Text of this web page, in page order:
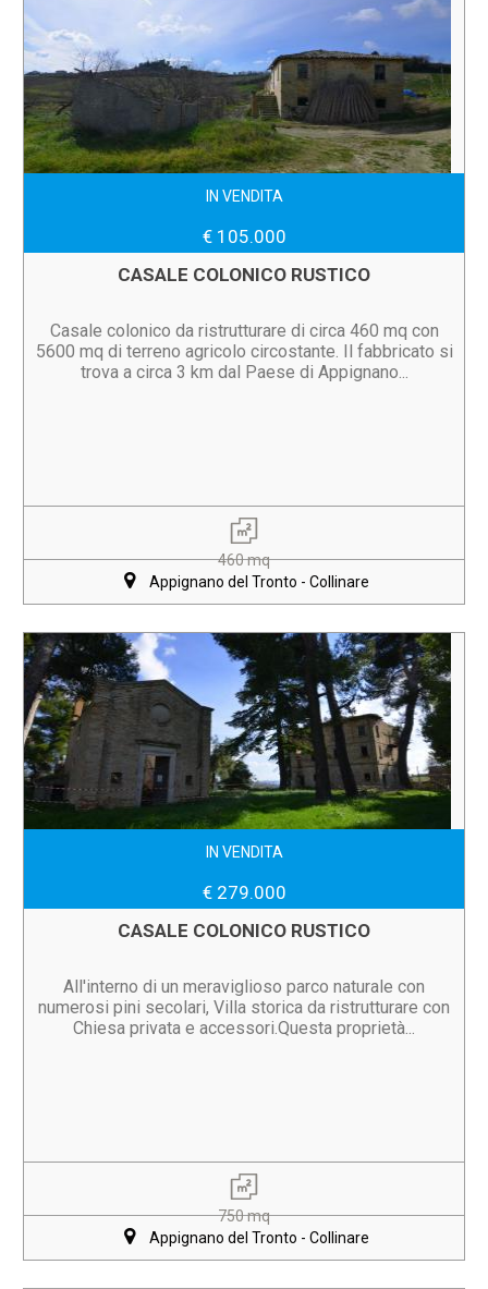
IN VENDITA
€ 105.000
CASALE COLONICO RUSTICO
Casale colonico da ristrutturare di circa 460 mq con
5600 mq di terreno agricolo circostante. Il fabbricato si
trova a circa 3 km dal Paese di Appignano...
460 mq
Appignano del Tronto - Collinare
IN VENDITA
€ 279.000
CASALE COLONICO RUSTICO
All'interno di un meraviglioso parco naturale con
numerosi pini secolari, Villa storica da ristrutturare con
Chiesa privata e accessori.Questa proprietà...
750 mq
Appignano del Tronto - Collinare